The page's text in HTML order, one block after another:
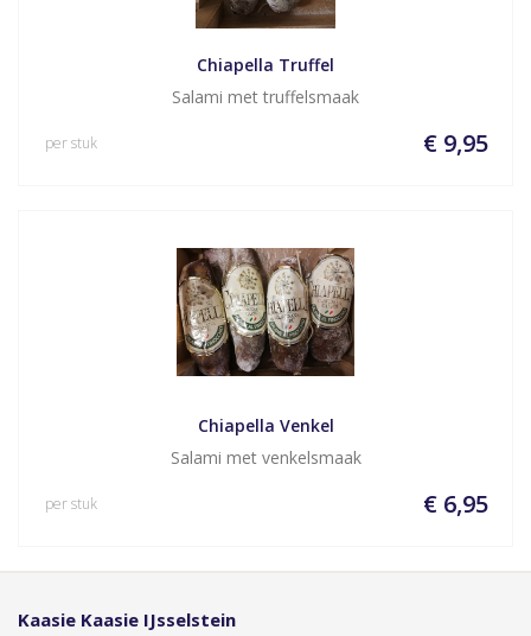
Chiapella Truffel
Salami met truffelsmaak
€ 9,95
per stuk
Chiapella Venkel
Salami met venkelsmaak
€ 6,95
per stuk
Kaasie Kaasie IJsselstein